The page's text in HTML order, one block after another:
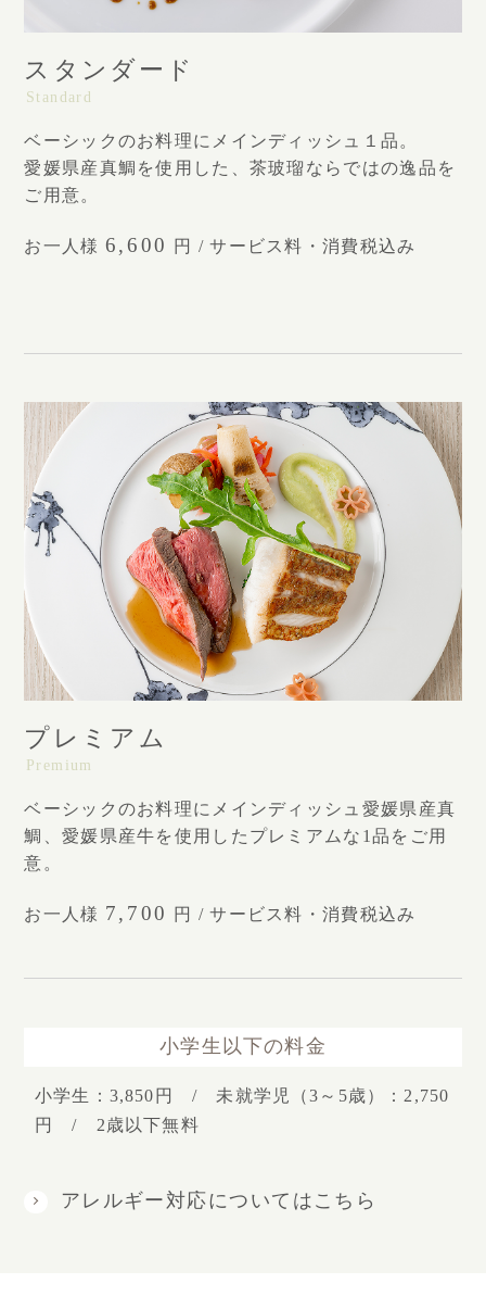
スタンダード
Standard
ベーシックのお料理にメインディッシュ１品。
愛媛県産真鯛を使用した、茶玻瑠ならではの逸品を
ご用意。
お一人様 6,600 円 / サービス料・消費税込み
プレミアム
Premium
ベーシックのお料理にメインディッシュ愛媛県産真
鯛、愛媛県産牛を使用したプレミアムな1品をご用
意。
お一人様 7,700 円 / サービス料・消費税込み
小学生以下の料金
小学生：3,850円 / 未就学児（3～5歳）：2,750
円 / 2歳以下無料
アレルギー対応についてはこちら